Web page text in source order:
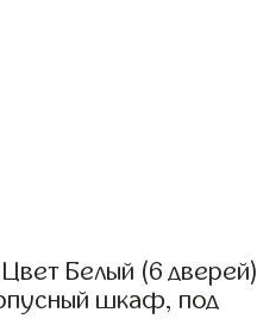
Белый (6 дверей)
шкаф, под